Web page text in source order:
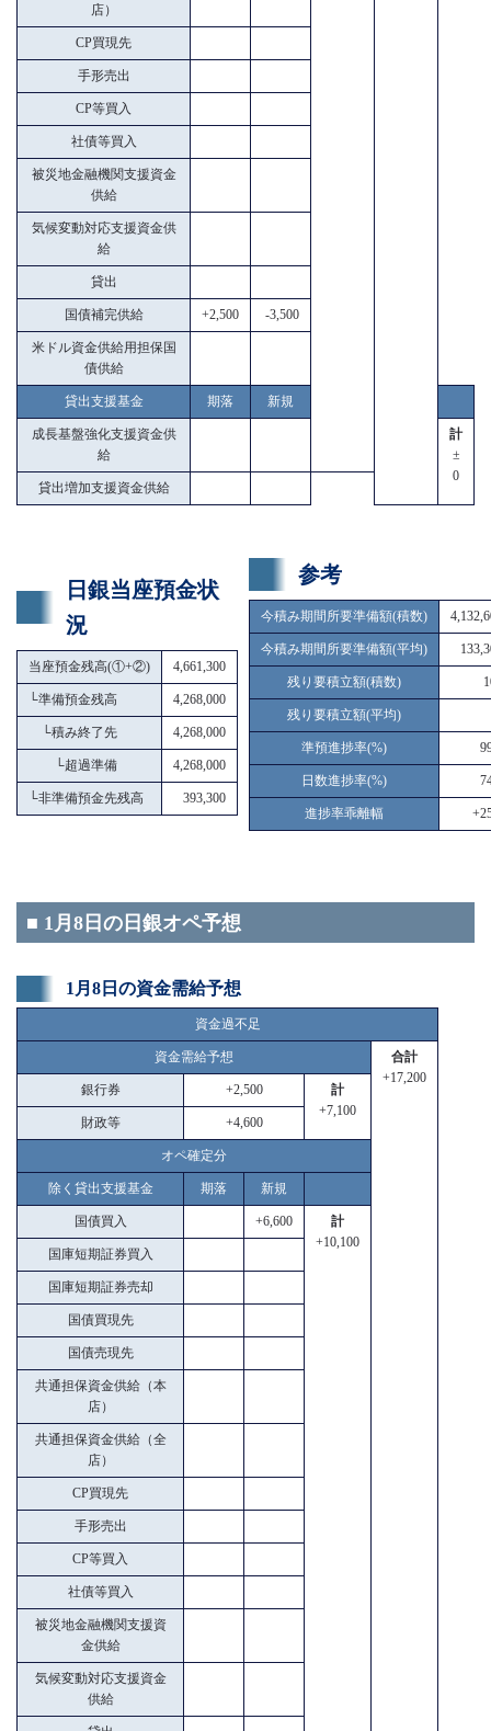
店）
CP買現先
手形売出
CP等買入
社債等買入
被災地金融機関支援資金
供給
気候変動対応支援資金供
給
貸出
国債補完供給 +2,500 -3,500
米ドル資金供給用担保国
債供給
貸出支援基金 期落 新規
成長基盤強化支援資金供
給
計
±
0
貸出増加支援資金供給
日銀当座預金状
況
当座預金残高(①+②) 4,661,300
└準備預金残高 4,268,000
└積み終了先 4,268,000
└超過準備 4,268,000
└非準備預金先残高 393,300
参考
今積み期間所要準備額(積数)
今積み期間所要準備額(平均)
残り要積立額(積数)
残り要積立額(平均)
準預進捗率(%)
日数進捗率(%)
進捗率乖離幅
■ 1月8日の日銀オペ予想
1月8日の資金需給予想
資金過不足
資金需給予想
合計
+17,200
銀行券 +2,500
計
+7,100
財政等 +4,600
オペ確定分
除く貸出支援基金 期落 新規
国債買入 +6,600
計
+10,100
国庫短期証券買入
国庫短期証券売却
国債買現先
国債売現先
共通担保資金供給（本
店）
共通担保資金供給（全
店）
CP買現先
手形売出
CP等買入
社債等買入
被災地金融機関支援資
金供給
気候変動対応支援資金
供給